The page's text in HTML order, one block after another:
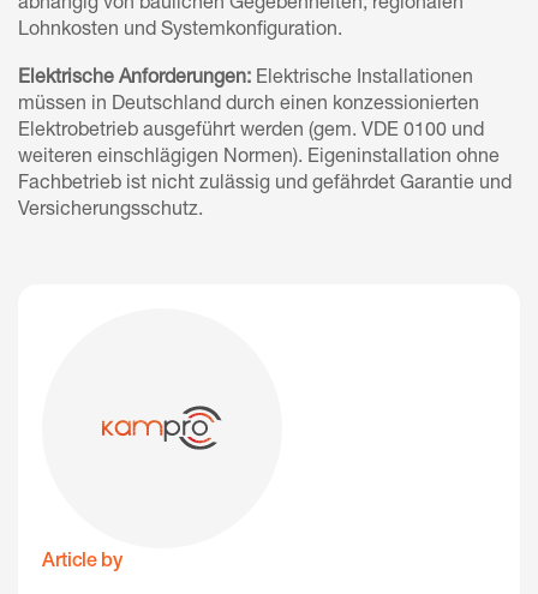
abhängig von baulichen Gegebenheiten, regionalen
Lohnkosten und Systemkonfiguration.
Elektrische Anforderungen: Elektrische Installationen
müssen in Deutschland durch einen konzessionierten
Elektrobetrieb ausgeführt werden (gem. VDE 0100 und
weiteren einschlägigen Normen). Eigeninstallation ohne
Fachbetrieb ist nicht zulässig und gefährdet Garantie und
Versicherungsschutz.
Article by